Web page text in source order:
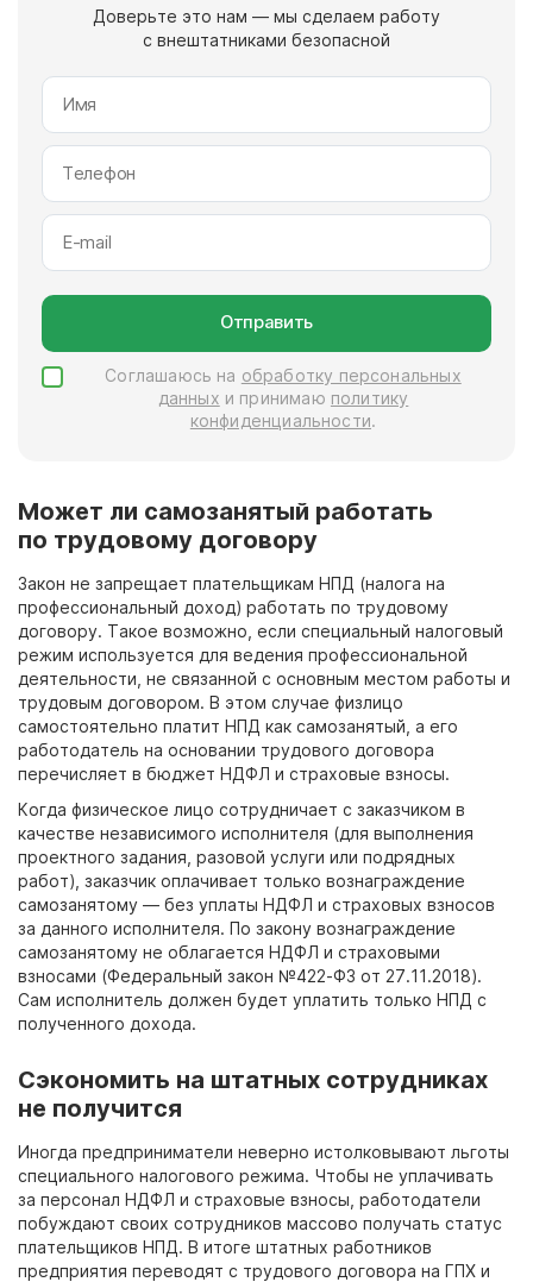
Доверьте это нам — мы сделаем работу
с внештатниками безопасной
Отправить
Соглашаюсь на обработку персональных
данных и принимаю политику
конфиденциальности.
Может ли самозанятый работать
по трудовому договору
Закон не запрещает плательщикам НПД (налога на
профессиональный доход) работать по трудовому
договору. Такое возможно, если специальный налоговый
режим используется для ведения профессиональной
деятельности, не связанной с основным местом работы и
трудовым договором. В этом случае физлицо
самостоятельно платит НПД как самозанятый, а его
работодатель на основании трудового договора
перечисляет в бюджет НДФЛ и страховые взносы.
Когда физическое лицо сотрудничает с заказчиком в
качестве независимого исполнителя (для выполнения
проектного задания, разовой услуги или подрядных
работ), заказчик оплачивает только вознаграждение
самозанятому — без уплаты НДФЛ и страховых взносов
за данного исполнителя. По закону вознаграждение
самозанятому не облагается НДФЛ и страховыми
взносами (Федеральный закон №422-ФЗ от 27.11.2018).
Сам исполнитель должен будет уплатить только НПД с
полученного дохода.
Сэкономить на штатных сотрудниках
не получится
Иногда предприниматели неверно истолковывают льготы
специального налогового режима. Чтобы не уплачивать
за персонал НДФЛ и страховые взносы, работодатели
побуждают своих сотрудников массово получать статус
плательщиков НПД. В итоге штатных работников
предприятия переводят с трудового договора на ГПХ и